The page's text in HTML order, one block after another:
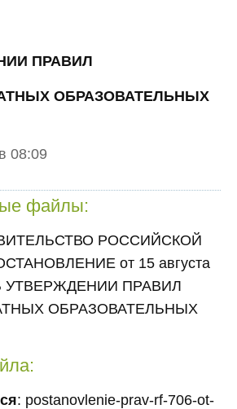
ПРАВИЛ
ОБРАЗОВАТЕЛЬНЫХ
08:09
файлы:
РОССИЙСКОЙ
от 15 августа
УТВЕРЖДЕНИИ ПРАВИЛ
ОБРАЗОВАТЕЛЬНЫХ
: postanovlenie-prav-rf-706-ot-